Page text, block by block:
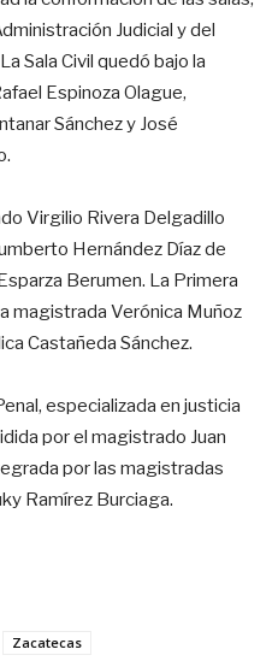
Judicial y del
Sala Civil quedó bajo la
Espinoza Olague,
Sánchez y José
Virgilio Rivera Delgadillo
Hernández Díaz de
Berumen. La Primera
magistrada Verónica Muñoz
Castañeda Sánchez.
especializada en justicia
por el magistrado Juan
por las magistradas
Ramírez Burciaga.
Zacatecas